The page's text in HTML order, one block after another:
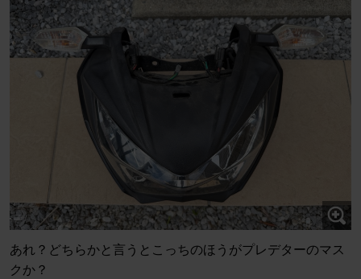
あれ？どちらかと言うとこっちのほうがプレデターのマス
クか？